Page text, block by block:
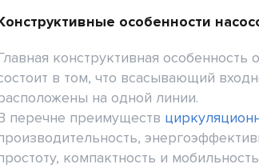
особенности
конструктивная особенность
в том, что всасывающий
на одной линии.
перечне преимуществ
компактность и